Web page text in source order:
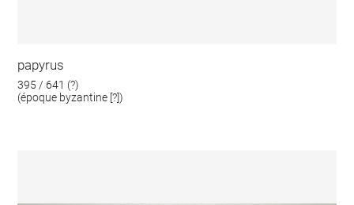
papyrus
395 / 641 (?)
(époque byzantine [?])